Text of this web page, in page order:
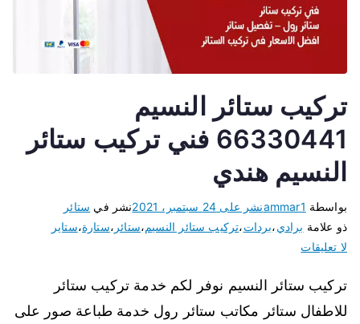
تركيب ستائر النسيم
66330441 فني تركيب ستائر
النسيم هندي
بواسطة ammar1نشر على 24 سبتمبر، 2021 نشر في ستائر
ذو علامة برادي،بردات،تركيب ستائر النسيم،ستائر ،ستارة،ستاير
لا تعليقات
تركيب ستائر النسيم نوفر لكم خدمة تركيب ستائر
للاطفال ستائر مكاتب ستائر رول خدمة طباعة صور على